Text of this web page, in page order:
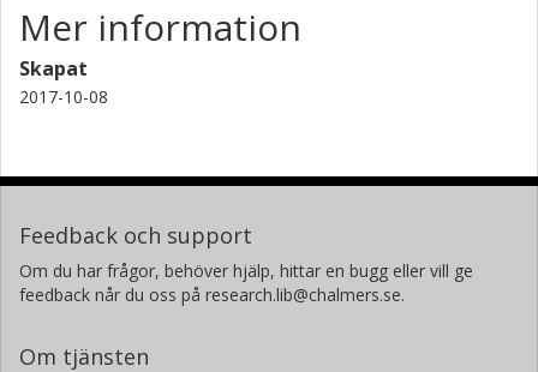
Mer information
Skapat
2017-10-08
Feedback och support
Om du har frågor, behöver hjälp, hittar en bugg eller vill ge
feedback når du oss på research.lib@chalmers.se.
Om tjänsten